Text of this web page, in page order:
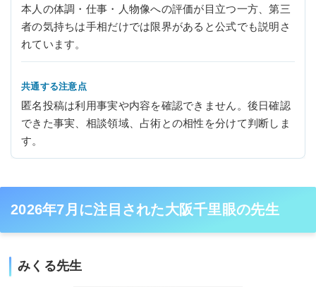
本人の体調・仕事・人物像への評価が目立つ一方、第三
者の気持ちは手相だけでは限界があると公式でも説明さ
れています。
共通する注意点
匿名投稿は利用事実や内容を確認できません。後日確認
できた事実、相談領域、占術との相性を分けて判断しま
す。
2026年7月に注目された大阪千里眼の先生
みくる先生